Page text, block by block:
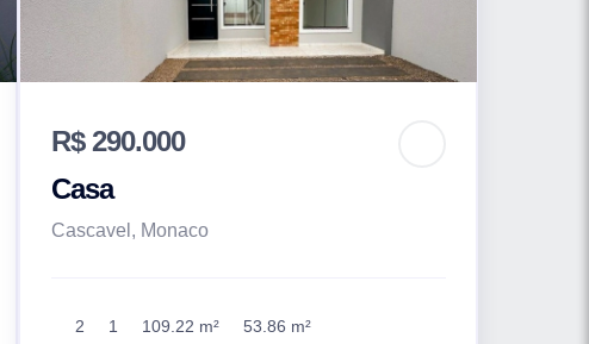
R$ 290.000
Casa
Cascavel, Monaco
2 1 109.22 m² 53.86 m²